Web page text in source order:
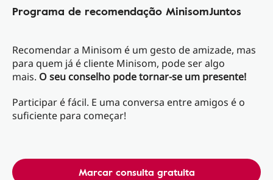
Programa de recomendação MinisomJuntos
Recomendar a Minisom é um gesto de amizade, mas
para quem já é cliente Minisom, pode ser algo
mais. O seu conselho pode tornar-se um presente!
Participar é fácil. E uma conversa entre amigos é o
suficiente para começar!
Marcar consulta gratuita